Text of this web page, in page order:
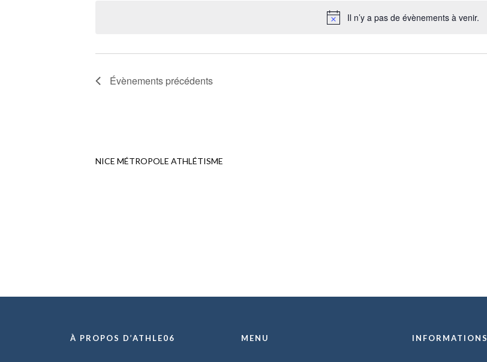
Il n’y a pas de évènements à venir.
Évènements précédents
NICE MÉTROPOLE ATHLÉTISME
À PROPOS D’ATHLE06 MENU INFORMATIONS